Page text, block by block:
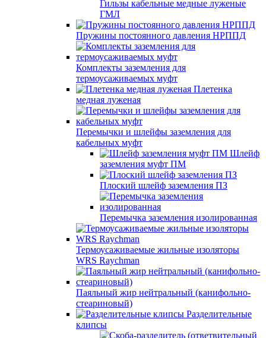
Гильзы кабельные медные луженые
ГМЛ
Пружины постоянного давления НРППД
Комплекты заземления для
термоусаживаемых муфт
Плетенка
медная луженая
Перемычки и шлейфы заземления для
кабельных муфт
Шлейф
заземления муфт ПМ
Плоский шлейф заземления ПЗ
Перемычка заземления изолированная
Термоусаживаемые жильные изоляторы
WRS Raychman
Паяльный жир нейтральный (канифольно-
стеариновый)
Разделительные
клипсы